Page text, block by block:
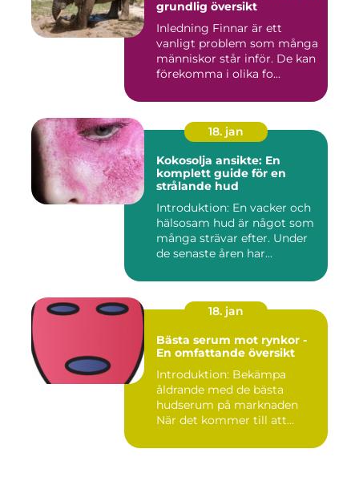
grundlig översikt
Inledning Finnar är ett
vanligt problem som många
människor står inför. De kan
förekomma i olika fo...
18. jan
Kokosolja ansikte: En
komplett guide för en
strålande hud
Introduktion: En vacker och
hälsosam hud är något som
många strävar efter. Under
de senaste åren har...
18. jan
Bästa serum mot rynkor -
En omfattande översikt
Introduktion: Bekämpa
åldrande med de bästa
hudserum på marknaden
När det kommer till att